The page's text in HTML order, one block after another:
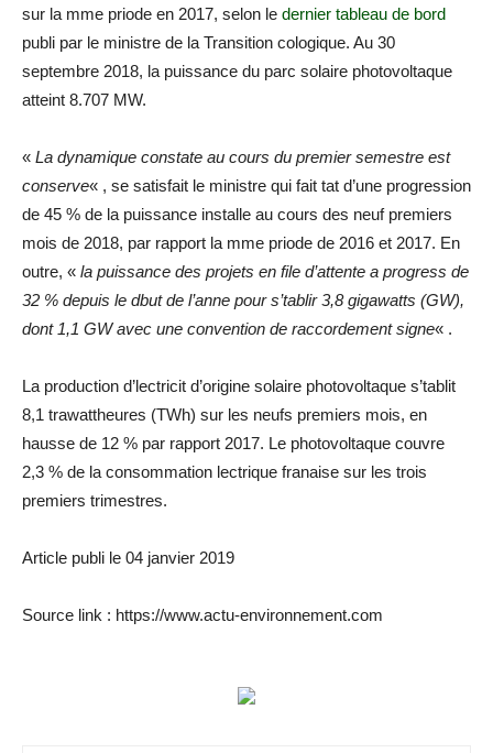
sur la mme priode en 2017, selon le dernier tableau de bord
publi par le ministre de la Transition cologique. Au 30
septembre 2018, la puissance du parc solaire photovoltaque
atteint 8.707 MW.
« La dynamique constate au cours du premier semestre est
conserve« , se satisfait le ministre qui fait tat d’une progression
de 45 % de la puissance installe au cours des neuf premiers
mois de 2018, par rapport la mme priode de 2016 et 2017. En
outre, « la puissance des projets en file d’attente a progress de
32 % depuis le dbut de l’anne pour s’tablir 3,8 gigawatts (GW),
dont 1,1 GW avec une convention de raccordement signe« .
La production d’lectricit d’origine solaire photovoltaque s’tablit
8,1 trawattheures (TWh) sur les neufs premiers mois, en
hausse de 12 % par rapport 2017. Le photovoltaque couvre
2,3 % de la consommation lectrique franaise sur les trois
premiers trimestres.
Article publi le 04 janvier 2019
Source link : https://www.actu-environnement.com